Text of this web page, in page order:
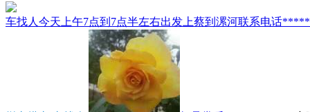
车找人今天上午7点到7点半左右出发上蔡到漯河联系电话